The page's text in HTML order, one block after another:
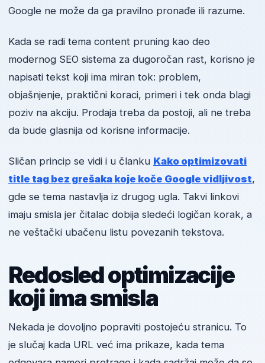
Google ne može da ga pravilno pronađe ili razume.
Kada se radi tema content pruning kao deo
modernog SEO sistema za dugoročan rast, korisno je
napisati tekst koji ima miran tok: problem,
objašnjenje, praktični koraci, primeri i tek onda blagi
poziv na akciju. Prodaja treba da postoji, ali ne treba
da bude glasnija od korisne informacije.
Sličan princip se vidi i u članku Kako optimizovati
title tag bez grešaka koje koče Google vidljivost,
gde se tema nastavlja iz drugog ugla. Takvi linkovi
imaju smisla jer čitalac dobija sledeći logičan korak, a
ne veštački ubačenu listu povezanih tekstova.
Redosled optimizacije
koji ima smisla
Nekada je dovoljno popraviti postojeću stranicu. To
je slučaj kada URL već ima prikaze, kada tema